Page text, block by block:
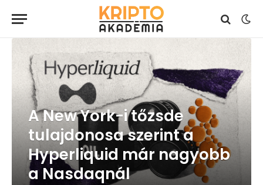
A New York-i tőzsde
tulajdonosa szerint a
Hyperliquid már nagyobb
a Nasdaqnál